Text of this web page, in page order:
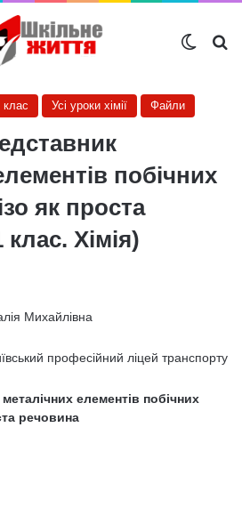
клас Усі уроки хімії Файли
побічних
як проста
Хімія)
Михайлівна
професійний ліцей транспорту
елементів побічних
речовина